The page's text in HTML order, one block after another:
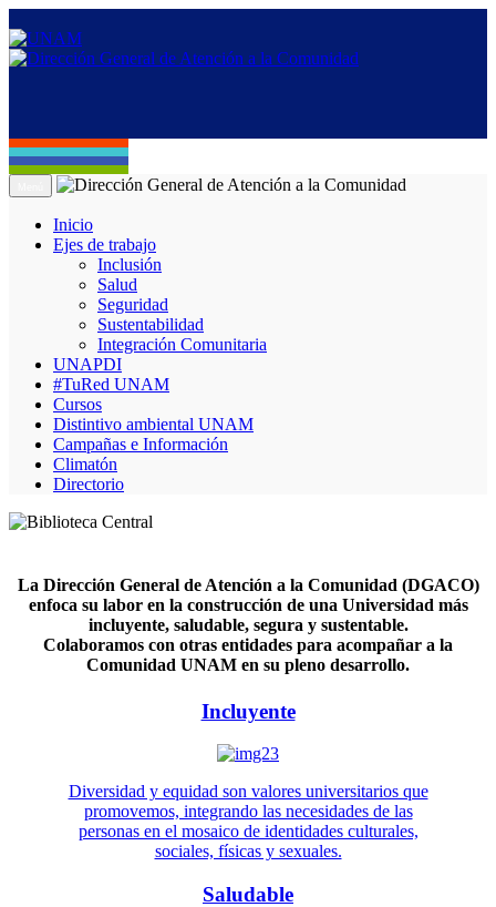
Inicio
Ejes de trabajo
Inclusión
Salud
Seguridad
Sustentabilidad
Integración Comunitaria
UNAPDI
#TuRed UNAM
Cursos
Distintivo ambiental UNAM
Campañas e Información
Climatón
Directorio
La Dirección General de Atención a la Comunidad (DGACO)
enfoca su labor en la construcción de una Universidad más
incluyente, saludable, segura y sustentable.
Colaboramos con otras entidades para acompañar a la
Comunidad UNAM en su pleno desarrollo.
Incluyente
Diversidad y equidad son valores universitarios que
promovemos, integrando las necesidades de las
personas en el mosaico de identidades culturales,
sociales, físicas y sexuales.
Saludable